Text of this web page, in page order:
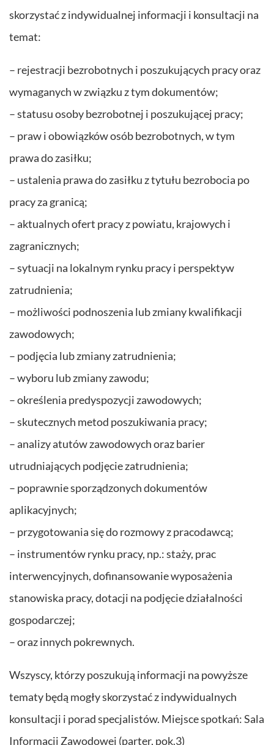
skorzystać z indywidualnej informacji i konsultacji na
temat:
– rejestracji bezrobotnych i poszukujących pracy oraz
wymaganych w związku z tym dokumentów;
– statusu osoby bezrobotnej i poszukującej pracy;
– praw i obowiązków osób bezrobotnych, w tym
prawa do zasiłku;
– ustalenia prawa do zasiłku z tytułu bezrobocia po
pracy za granicą;
– aktualnych ofert pracy z powiatu, krajowych i
zagranicznych;
– sytuacji na lokalnym rynku pracy i perspektyw
zatrudnienia;
– możliwości podnoszenia lub zmiany kwalifikacji
zawodowych;
– podjęcia lub zmiany zatrudnienia;
– wyboru lub zmiany zawodu;
– określenia predyspozycji zawodowych;
– skutecznych metod poszukiwania pracy;
– analizy atutów zawodowych oraz barier
utrudniających podjęcie zatrudnienia;
– poprawnie sporządzonych dokumentów
aplikacyjnych;
– przygotowania się do rozmowy z pracodawcą;
– instrumentów rynku pracy, np.: staży, prac
interwencyjnych, dofinansowanie wyposażenia
stanowiska pracy, dotacji na podjęcie działalności
gospodarczej;
– oraz innych pokrewnych.
Wszyscy, którzy poszukują informacji na powyższe
tematy będą mogły skorzystać z indywidualnych
konsultacji i porad specjalistów. Miejsce spotkań: Sala
Informacji Zawodowej (parter, pok.3)